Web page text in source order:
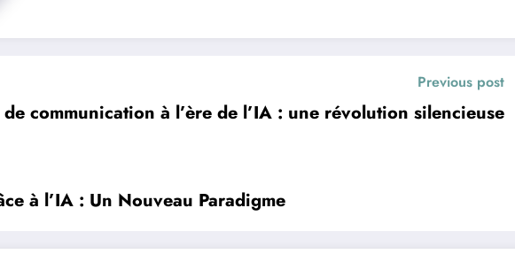
Previous post
de communication à l’ère de l’IA : une révolution silencieuse
à l’IA : Un Nouveau Paradigme